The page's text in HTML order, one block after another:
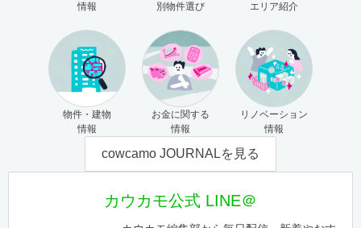
情報
別物件選び
エリア紹介
物件・建物
情報
お金に関する
情報
リノベーション
情報
cowcamo JOURNALを見る
カウカモ公式 LINE＠